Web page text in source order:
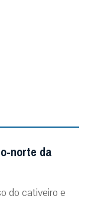
norte da
do cativeiro e